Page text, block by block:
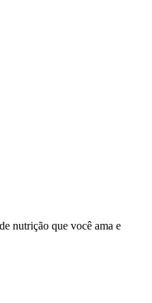
nutrição que você ama e